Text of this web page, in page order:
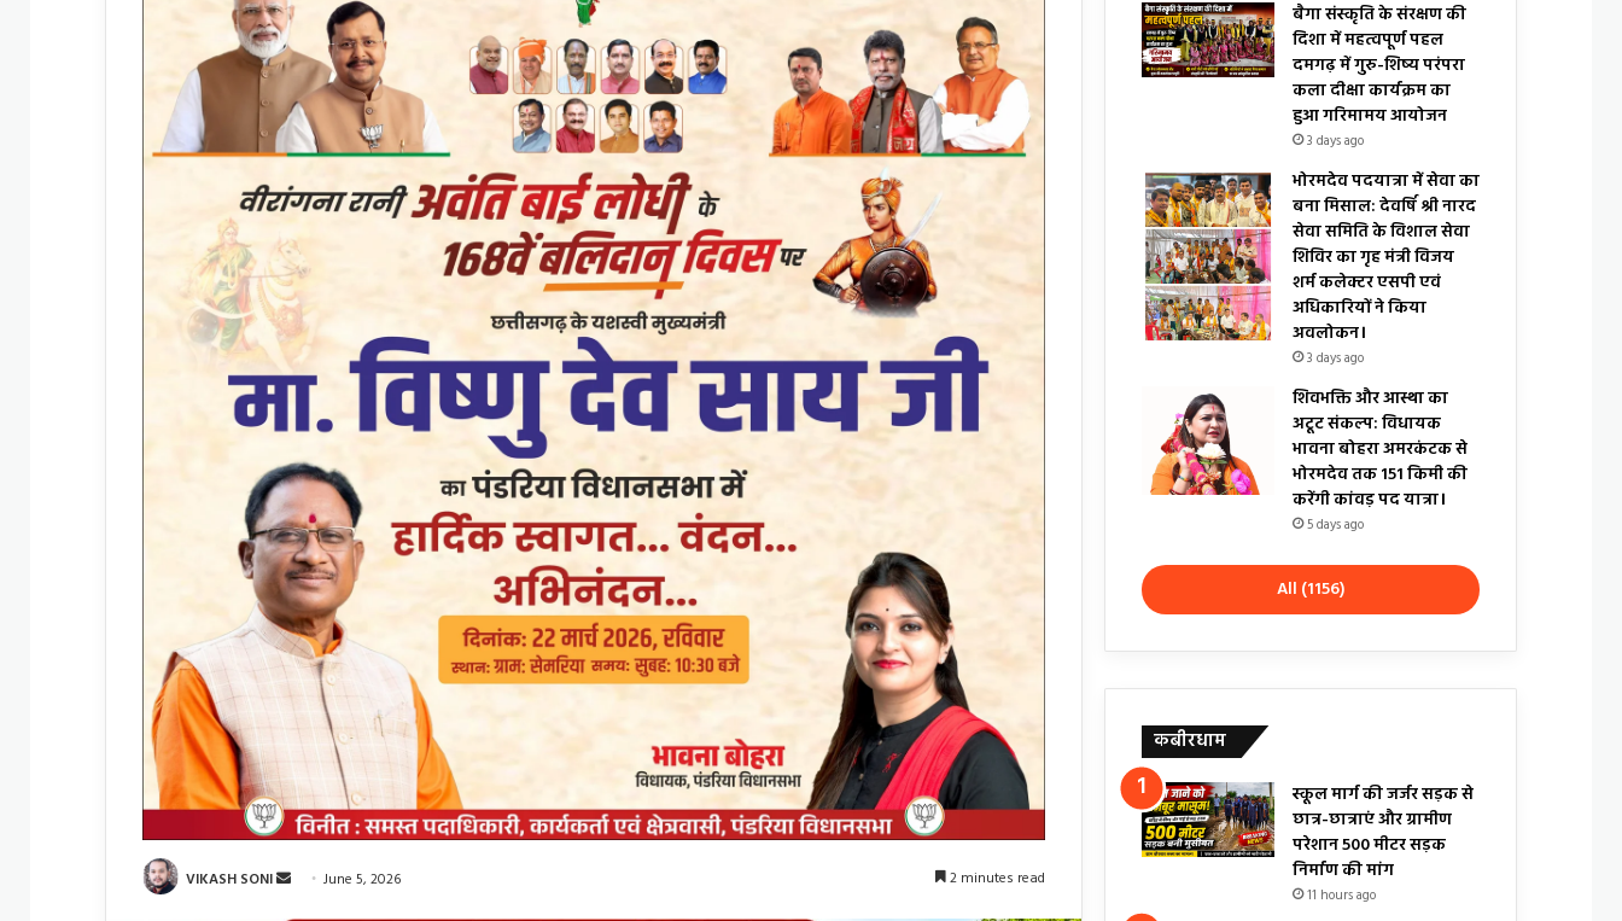
VIKASH SONI
Send June 5, 2026 2 minutes read
बैगा संस्कृति के संरक्षण की
दिशा में महत्वपूर्ण पहल
दमगढ़ में गुरु-शिष्य परंपरा
कला दीक्षा कार्यक्रम का
हुआ गरिमामय आयोजन
3 days ago
भोरमदेव पदयात्रा में सेवा का
बना मिसाल: देवर्षि श्री नारद
सेवा समिति के विशाल सेवा
शिविर का गृह मंत्री विजय
शर्म कलेक्टर एसपी एवं
अधिकारियों ने किया
अवलोकन।
3 days ago
शिवभक्ति और आस्था का
अटूट संकल्प: विधायक
भावना बोहरा अमरकंटक से
भोरमदेव तक 151 किमी की
करेंगी कांवड़ पद यात्रा।
5 days ago
All (1156)
कबीरधाम
स्कूल मार्ग की जर्जर सड़क से
छात्र-छात्राएं और ग्रामीण
परेशान 500 मीटर सड़क
निर्माण की मांग
11 hours ago